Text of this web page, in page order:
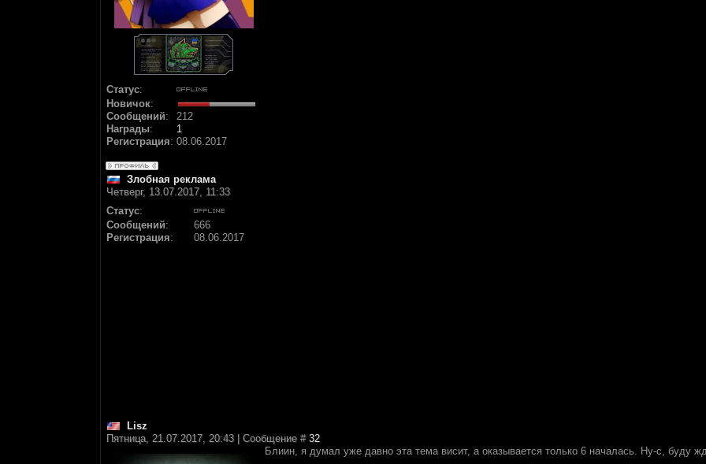
Статус:
Новичок:
Сообщений:
212
Награды:
1
Регистрация: 08.06.2017
Злобная реклама
Четверг, 13.07.2017, 11:33
Статус:
Сообщений:
666
Регистрация: 08.06.2017
Lisz
Пятница, 21.07.2017, 20:43 | Сообщение # 32
Блиин, я думал уже давно эта тема висит, а оказывается только 6 началась. Ну-с, буду